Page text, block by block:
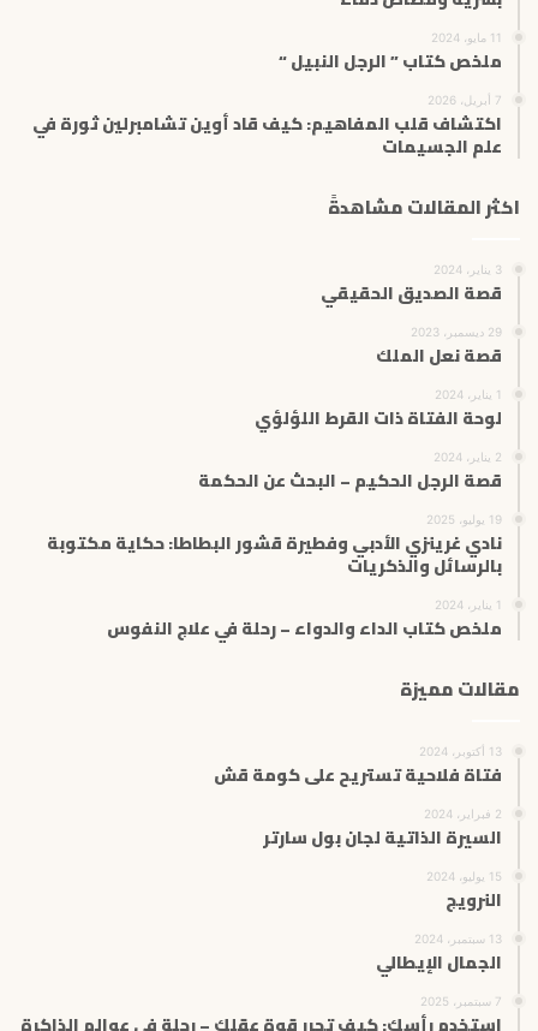
11 مايو، 2024
ملخص كتاب ” الرجل النبيل “
7 أبريل، 2026
اكتشاف قلب المفاهيم: كيف قاد أوين تشامبرلين ثورة في
علم الجسيمات
اكثر المقالات مشاهدةً
3 يناير، 2024
قصة الصديق الحقيقي
29 ديسمبر، 2023
قصة نعل الملك
1 يناير، 2024
لوحة الفتاة ذات القرط اللؤلؤي
2 يناير، 2024
قصة الرجل الحكيم – البحث عن الحكمة
19 يوليو، 2025
نادي غرينزي الأدبي وفطيرة قشور البطاطا: حكاية مكتوبة
بالرسائل والذكريات
1 يناير، 2024
ملخص كتاب الداء والدواء – رحلة في علاج النفوس
مقالات مميزة
13 أكتوبر، 2024
فتاة فلاحية تستريح على كومة قش
2 فبراير، 2024
السيرة الذاتية لجان بول سارتر
15 يوليو، 2024
النرويج
13 سبتمبر، 2024
الجمال الإيطالي
7 سبتمبر، 2025
استخدم رأسك: كيف تحرر قوة عقلك – رحلة في عوالم الذاكرة